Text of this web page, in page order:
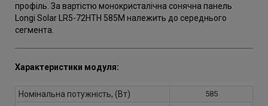
профіль. За вартістю монокристалічна сонячна панель
Longi Solar LR5-72HTH 585M належить до середнього
сегмента.
Характеристики модуля:
Номінальна потужність, (Вт) 585